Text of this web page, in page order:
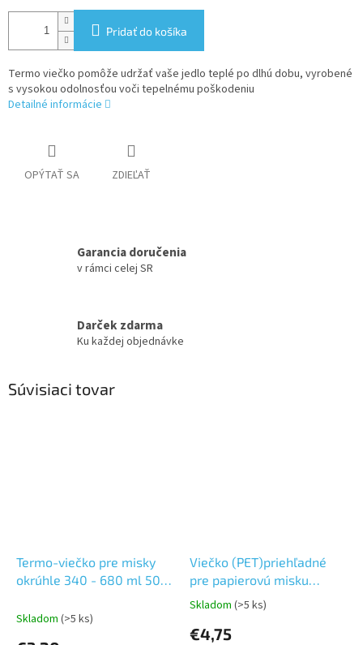
Pridať do košíka
Termo viečko pomôže udržať vaše jedlo teplé po dlhú dobu, vyrobené
s vysokou odolnosťou voči tepelnému poškodeniu
Detailné informácie
OPÝTAŤ SA ZDIEĽAŤ
Garancia doručenia
v rámci celej SR
Darček zdarma
Ku každej objednávke
Súvisiaci tovar
Termo-viečko pre misky
okrúhle 340 - 680 ml 50
Skladom (>5 ks)
Viečko (PET)priehľadné
pre papierovú misku
Ø185mm 50ks
Priemerné
produktu
Skladom (>5 ks)
€4,75